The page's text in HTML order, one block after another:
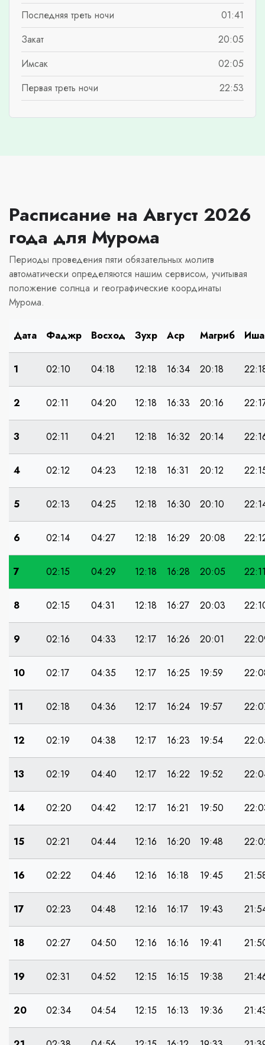
Последняя треть ночи
01:41
Закат
20:05
Имсак
02:05
Первая треть ночи
22:53
Расписание на Август 2026
года для Мурома
Периоды проведения пяти обязательных молитв
автоматически определяются нашим сервисом, учитывая
положение солнца и географические координаты
Мурома.
Дата Фаджр Восход Зухр Аср Магриб Иша
1 02:10 04:18 12:18 16:34 20:18
2 02:11 04:20 12:18 16:33 20:16
3 02:11 04:21 12:18 16:32 20:14
4 02:12 04:23 12:18 16:31 20:12
5 02:13 04:25 12:18 16:30 20:10
6 02:14 04:27 12:18 16:29 20:08
7 02:15 04:29 12:18 16:28 20:05
8 02:15 04:31 12:18 16:27 20:03
9 02:16 04:33 12:17 16:26 20:01
10 02:17 04:35 12:17 16:25 19:59
11 02:18 04:36 12:17 16:24 19:57
12 02:19 04:38 12:17 16:23 19:54
13 02:19 04:40 12:17 16:22 19:52
14 02:20 04:42 12:17 16:21 19:50
15 02:21 04:44 12:16 16:20 19:48
16 02:22 04:46 12:16 16:18 19:45
17 02:23 04:48 12:16 16:17 19:43
18 02:27 04:50 12:16 16:16 19:41
19 02:31 04:52 12:15 16:15 19:38
20 02:34 04:54 12:15 16:13 19:36